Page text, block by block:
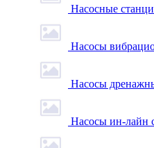
Насосные
Насосы
Насосы
Насосы ин-лайн